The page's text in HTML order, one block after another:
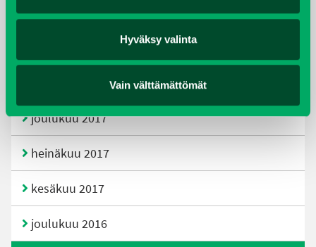
Hyväksy valinta
Vain välttämättömät
helmikuu 2019
tammikuu 2018
joulukuu 2017
heinäkuu 2017
kesäkuu 2017
joulukuu 2016